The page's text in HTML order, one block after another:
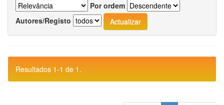
Por ordem
Autores/Registo
Resultados 1-1 de 1.